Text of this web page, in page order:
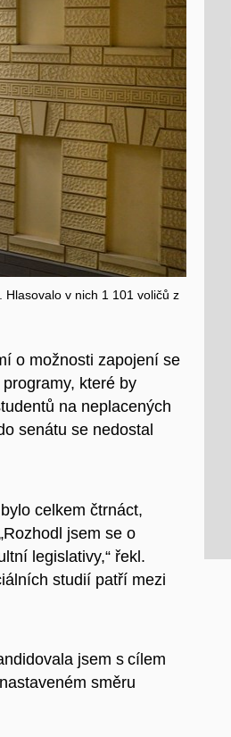
v nich 1 101 voličů z
o možnosti zapojení se
které by
na neplacených
senátu se nedostal
celkem čtrnáct,
jsem se o
legislativy,“ řekl.
studií patří mezi
jsem s cílem
směru